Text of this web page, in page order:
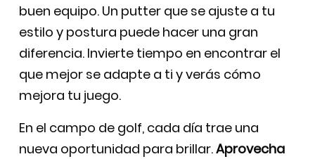
buen equipo. Un putter que se ajuste a tu
estilo y postura puede hacer una gran
diferencia. Invierte tiempo en encontrar el
que mejor se adapte a ti y verás cómo
mejora tu juego.
En el campo de golf, cada día trae una
nueva oportunidad para brillar.Aprovecha